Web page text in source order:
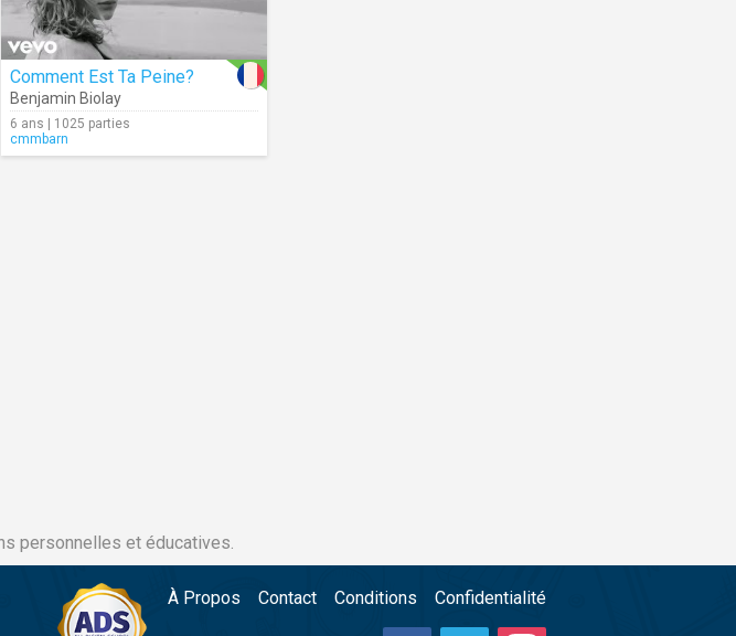
Comment Est Ta Peine?
Benjamin Biolay
6 ans | 1025 parties
cmmbarn
personnelles et éducatives.
À Propos Contact Conditions Confidentialité